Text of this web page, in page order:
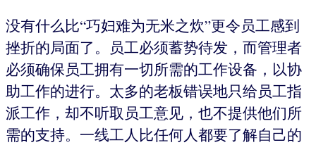
没有什么比“巧妇难为无米之炊”更令员工感到
挫折的局面了。员工必须蓄势待发，而管理者
必须确保员工拥有一切所需的工作设备，以协
助工作的进行。太多的老板错误地只给员工指
派工作，却不听取员工意见，也不提供他们所
需的支持。一线工人比任何人都要了解自己的